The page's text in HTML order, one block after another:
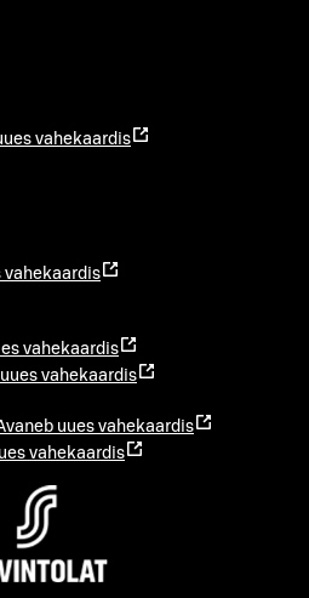
vahekaardis
vahekaardis
vahekaardis
vahekaardis
uues vahekaardis
vahekaardis